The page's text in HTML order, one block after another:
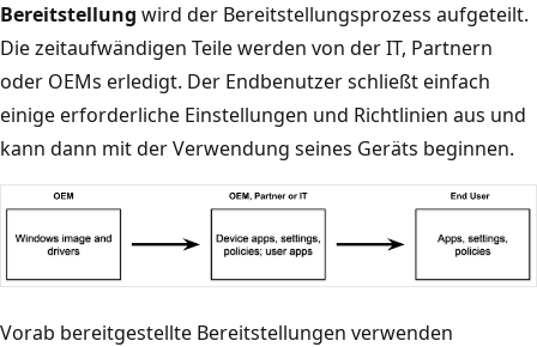
Bereitstellung wird der Bereitstellungsprozess aufgeteilt.
Die zeitaufwändigen Teile werden von der IT, Partnern
oder OEMs erledigt. Der Endbenutzer schließt einfach
einige erforderliche Einstellungen und Richtlinien aus und
kann dann mit der Verwendung seines Geräts beginnen.
Vorab bereitgestellte Bereitstellungen verwenden